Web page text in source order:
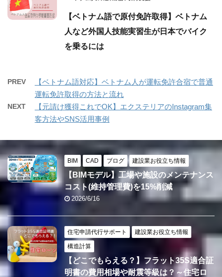
【ベトナム語で原付免許取得】ベトナム
人など外国人技能実習生が日本でバイク
を乗るには
PREV
【ベトナム語対応】ベトナム人が運転免許合宿で普通
運転免許取得の方法と流れ
NEXT
【元請け獲得これでOK】エクステリアのInstagram集
客方法やSNS活用事例
BIM CAD ブログ 建設業お役立ち情報
【BIMモデル】工場や施設のメンテナンス
コスト(維持管理費)を15%削減
2026/6/16
住宅申請代行サポート 建設業お役立ち情報
構造計算
【どこでもらえる？】フラット35S適合証
明書の費用相場や耐震等級は？～住宅ロ